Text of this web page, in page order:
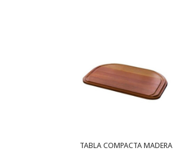
TABLA COMPACTA MADERA